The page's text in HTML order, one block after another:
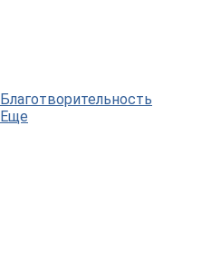
Благотворительность
Еще